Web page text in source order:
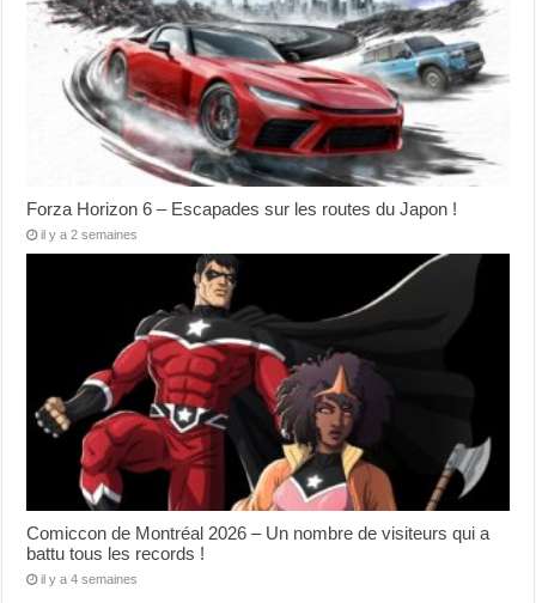
Forza Horizon 6 – Escapades sur les routes du Japon !
il y a 2 semaines
Comiccon de Montréal 2026 – Un nombre de visiteurs qui a
battu tous les records !
il y a 4 semaines